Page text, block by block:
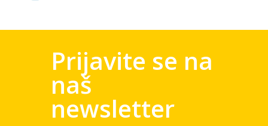
Prijavite se na
naš
newsletter